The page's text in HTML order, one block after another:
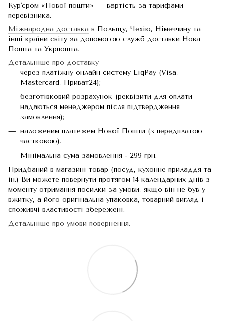
Кур'єром «Нової пошти» — вартість за тарифами
перевізника.
Міжнародна доставка в Польщу, Чехію, Німеччину та
інші країни світу за допомогою служб доставки Нова
Пошта та Укрпошта.
Детальніше про доставку
через платіжну онлайн систему LiqPay (Visa,
Mastercard, Приват24);
безготівковий розрахунок (реквізити для оплати
надаються менеджером після підтвердження
замовлення);
наложеним платежем Нової Пошти (з передплатою
частковою).
Мінімальна сума замовлення - 299 грн.
Придбаний в магазині товар (посуд, кухонне приладдя та
ін.) Ви можете повернути протягом 14 календарних днів з
моменту отримання посилки за умови, якщо він не був у
вжитку, а його оригінальна упаковка, товарний вигляд і
споживчі властивості збережені.
Детальніше про умови повернення.